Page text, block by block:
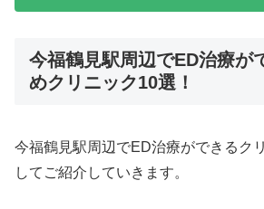
今福鶴見駅周辺でED治療が
めクリニック10選！
今福鶴見駅周辺でED治療ができるク
してご紹介していきます。